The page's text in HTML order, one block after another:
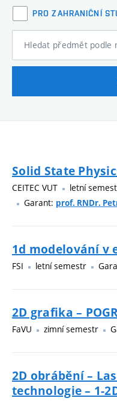
PRO ZAHRANIČNÍ
Hledat předmět podle
Solid State
CEITEC VUT
letní
Garant: prof. RNDr.
1d modelování v
FSI letní semestr
2D grafika –
FaVU zimní semestr
2D obrábění –
technologie – 1-